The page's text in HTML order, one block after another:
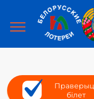
білет